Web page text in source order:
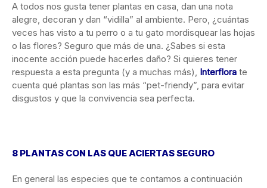
A todos nos gusta tener plantas en casa, dan una nota
alegre, decoran y dan “vidilla” al ambiente. Pero, ¿cuántas
veces has visto a tu perro o a tu gato mordisquear las hojas
o las flores? Seguro que más de una. ¿Sabes si esta
inocente acción puede hacerles daño? Si quieres tener
respuesta a esta pregunta (y a muchas más), Interflora te
cuenta qué plantas son las más “pet-friendy”, para evitar
disgustos y que la convivencia sea perfecta.
8 PLANTAS CON LAS QUE ACIERTAS SEGURO
En general las especies que te contamos a continuación